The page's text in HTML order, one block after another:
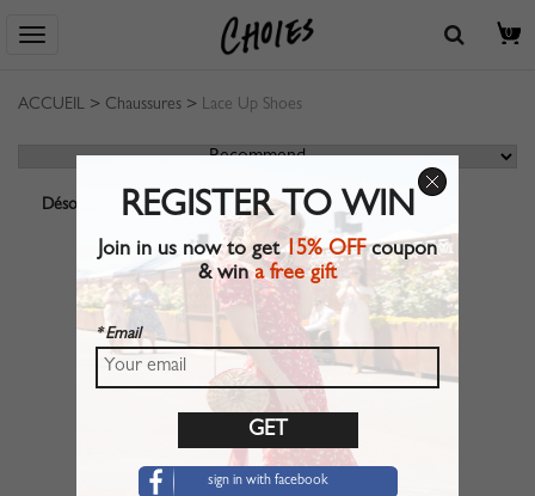
0
ACCUEIL > Chaussures > Lace Up Shoes
Désolé, aucun résultat ne correspond.
REGISTER TO WIN
Join in us now to get15% OFFcoupon
& wina free gift
* Email
sign in with facebook